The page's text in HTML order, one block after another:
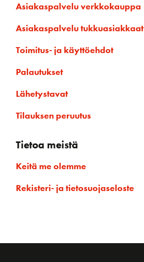
Asiakaspalvelu verkkokauppa
Asiakaspalvelu tukkuasiakkaat
Toimitus- ja käyttöehdot
Palautukset
Lähetystavat
Tilauksen peruutus
Tietoa meistä
Keitä me olemme
Rekisteri- ja tietosuojaseloste